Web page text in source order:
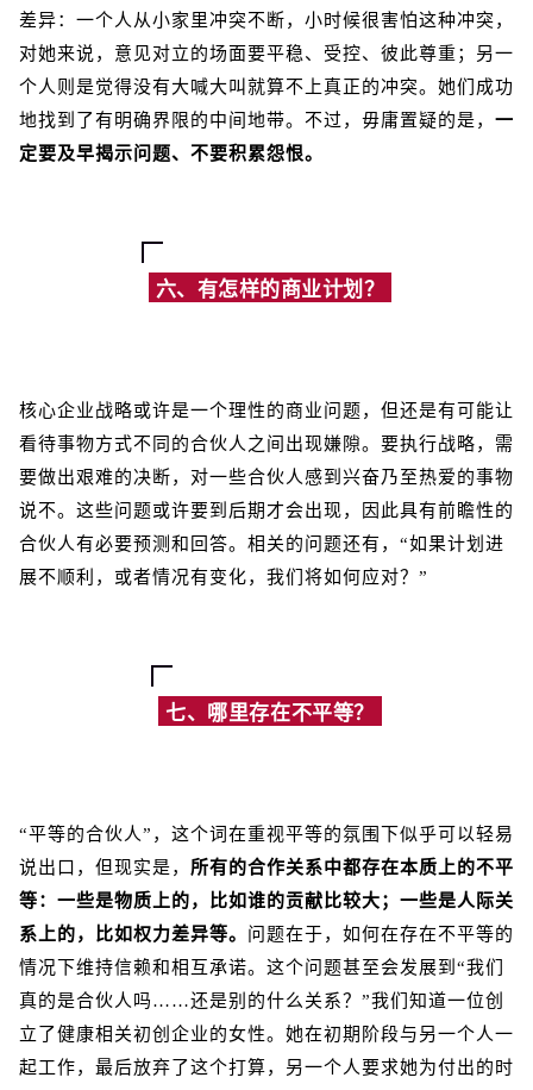
差异：一个人从小家里冲突不断，小时候很害怕这种冲突，
对她来说，意见对立的场面要平稳、受控、彼此尊重；另一
个人则是觉得没有大喊大叫就算不上真正的冲突。她们成功
地找到了有明确界限的中间地带。不过，毋庸置疑的是， 一
定要及早揭示问题、不要积累怨恨。
六、有怎样的商业计划？
核心企业战略或许是一个理性的商业问题，但还是有可能让
看待事物方式不同的合伙人之间出现嫌隙。要执行战略，需
要做出艰难的决断，对一些合伙人感到兴奋乃至热爱的事物
说不。这些问题或许要到后期才会出现，因此具有前瞻性的
合伙人有必要预测和回答。相关的问题还有，“如果计划进
展不顺利，或者情况有变化，我们将如何应对？”
七、哪里存在不平等？
“平等的合伙人”，这个词在重视平等的氛围下似乎可以轻易
说出口，但现实是， 所有的合作关系中都存在本质上的不平
等：一些是物质上的，比如谁的贡献比较大；一些是人际关
系上的，比如权力差异等。 问题在于，如何在存在不平等的
情况下维持信赖和相互承诺。这个问题甚至会发展到“我们
真的是合伙人吗……还是别的什么关系？”我们知道一位创
立了健康相关初创企业的女性。她在初期阶段与另一个人一
起工作，最后放弃了这个打算，另一个人要求她为付出的时